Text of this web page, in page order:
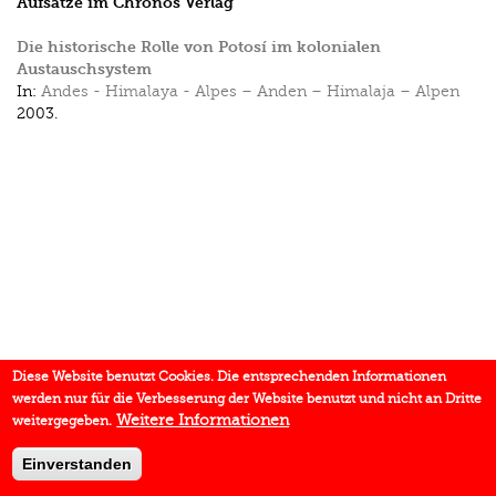
Die historische Rolle von Potosí im kolonialen
Austauschsystem
In: Andes - Himalaya - Alpes – Anden – Himalaja – Alpen
2003.
Diese Website benutzt Cookies. Die entsprechenden Informationen
werden nur für die Verbesserung der Website benutzt und nicht an Dritte
weitergegeben. Weitere Informationen
Einverstanden